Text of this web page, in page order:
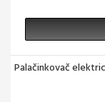
Palačinkovač